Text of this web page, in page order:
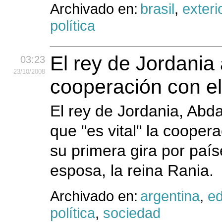
Archivado en: brasil,
política
03:23
23/10/2008
El rey de
cooperación con
El rey de Jordania,
que "es vital" la
su primera gira por
esposa, la reina Rania.
Archivado en: argentina,
política, sociedad